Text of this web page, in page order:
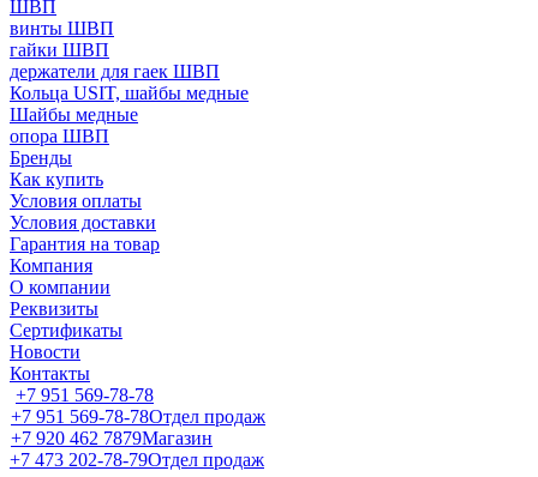
ШВП
винты ШВП
гайки ШВП
держатели для гаек ШВП
Кольца USIT, шайбы медные
Шайбы медные
опора ШВП
Бренды
Как купить
Условия оплаты
Условия доставки
Гарантия на товар
Компания
О компании
Реквизиты
Сертификаты
Новости
Контакты
+7 951 569-78-78
+7 951 569-78-78Отдел продаж
+7 920 462 7879Магазин
+7 473 202-78-79Отдел продаж